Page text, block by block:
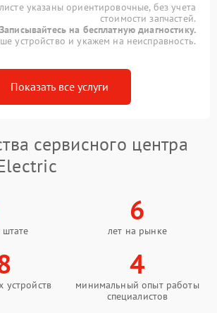
указаны ориентировочные, без учета
стоимости запчастей.
Записывайтесь на бесплатную диагностику.
устройство и укажем на неисправность.
Показать все услуги
сервисного центра
6
лет на рынке
устройств
4
минимальный опыт работы
специалистов